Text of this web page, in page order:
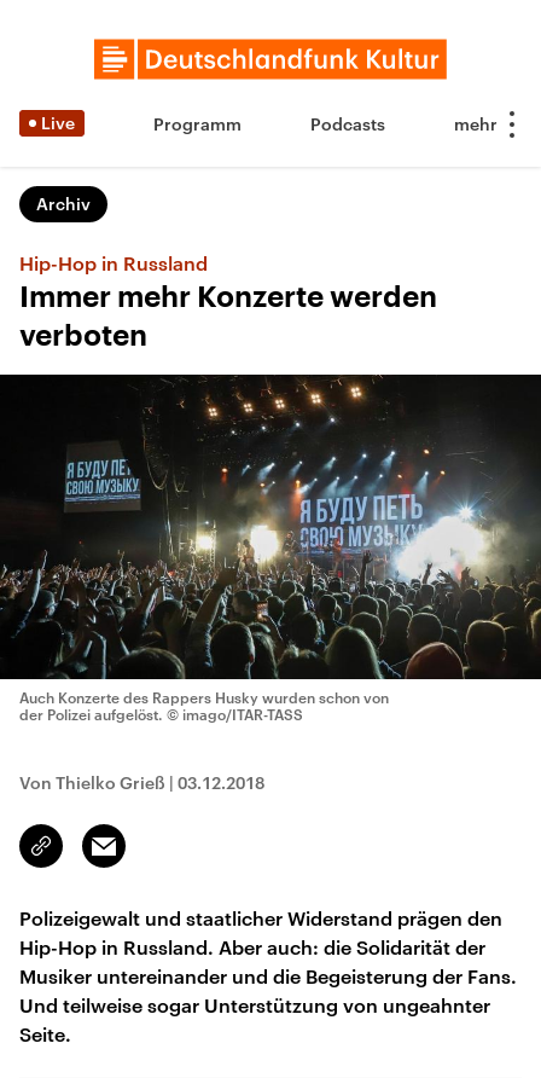
Live Programm Podcasts
Archiv
Hip-Hop in Russland
Immer mehr Konzerte werden
verboten
Auch Konzerte des Rappers Husky wurden schon von
der Polizei aufgelöst. © imago/ITAR-TASS
Von Thielko Grieß | 03.12.2018
Link
kopieren/teilen
Email
Polizeigewalt und staatlicher Widerstand prägen den
Hip-Hop in Russland. Aber auch: die Solidarität der
Musiker untereinander und die Begeisterung der Fans.
Und teilweise sogar Unterstützung von ungeahnter
Seite.